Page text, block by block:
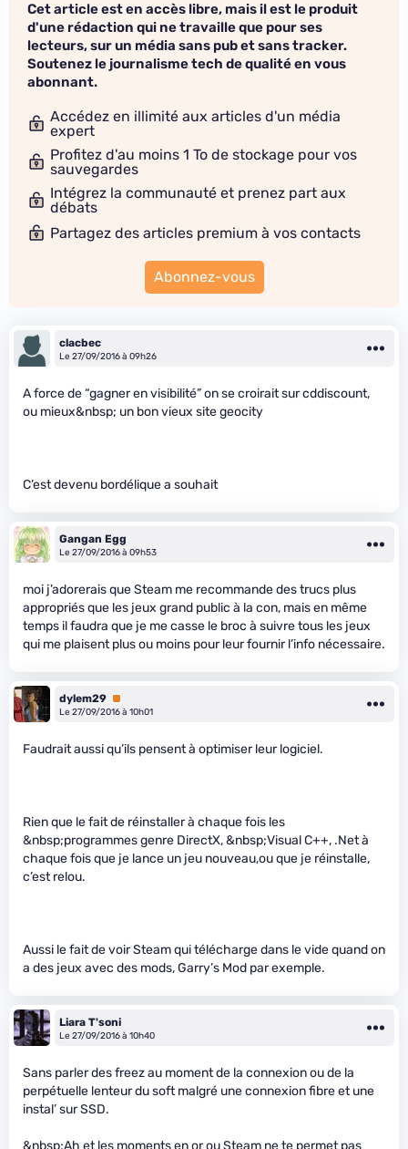
Cet article est en accès libre, mais il est le produit
d'une rédaction qui ne travaille que pour ses
lecteurs, sur un média sans pub et sans tracker.
Soutenez le journalisme tech de qualité en vous
abonnant.
Accédez en illimité aux articles d'un média
expert
Profitez d'au moins 1 To de stockage pour vos
sauvegardes
Intégrez la communauté et prenez part aux
débats
Partagez des articles premium à vos contacts
Abonnez-vous
clacbec
Le 27/09/2016 à 09h26
A force de “gagner en visibilité” on se croirait sur cddiscount,
ou mieux&nbsp; un bon vieux site geocity
C’est devenu bordélique a souhait
Gangan Egg
Le 27/09/2016 à 09h53
moi j’adorerais que Steam me recommande des trucs plus
appropriés que les jeux grand public à la con, mais en même
temps il faudra que je me casse le broc à suivre tous les jeux
qui me plaisent plus ou moins pour leur fournir l’info nécessaire.
dylem29 Premium
Le 27/09/2016 à 10h01
Faudrait aussi qu’ils pensent à optimiser leur logiciel.
Rien que le fait de réinstaller à chaque fois les
&nbsp;programmes genre DirectX, &nbsp;Visual C++, .Net à
chaque fois que je lance un jeu nouveau,ou que je réinstalle,
c’est relou.
Aussi le fait de voir Steam qui télécharge dans le vide quand on
a des jeux avec des mods, Garry’s Mod par exemple.
Liara T'soni
Le 27/09/2016 à 10h40
Sans parler des freez au moment de la connexion ou de la
perpétuelle lenteur du soft malgré une connexion fibre et une
instal’ sur SSD.